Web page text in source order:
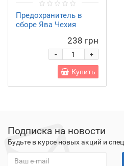
Предохранитель в
сборе Ява Чехия
238 грн
+
-
Купить
Подписка на новости
Будьте в курсе новых акций и